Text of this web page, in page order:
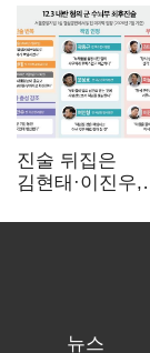
진술 뒤집은
김현태·이진우,
헌신"…법정서
뉴스